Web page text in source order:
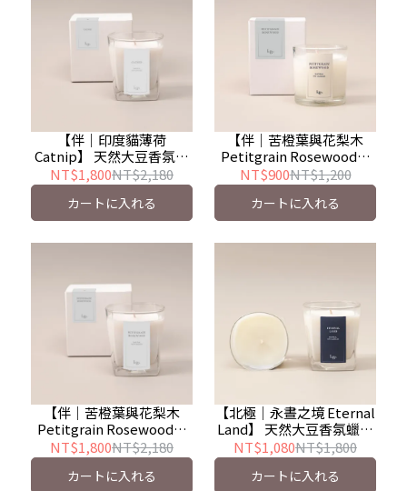
【伴｜印度貓薄荷
Catnip】 天然大豆香氛蠟
燭(豪華版) - 寵物友善
NT$1,800NT$2,180
カートに入れる
【伴｜苦橙葉與花梨木
Petitgrain Rosewood】
天然大豆香氛蠟燭(精巧版)
- 寵物友善
NT$900NT$1,200
カートに入れる
【伴｜苦橙葉與花梨木
Petitgrain Rosewood】
天然大豆香氛蠟燭(豪華版)
- 寵物友善
NT$1,800NT$2,180
カートに入れる
【北極｜永晝之境 Eternal
Land】 天然大豆香氛蠟燭
(豪華版)
NT$1,080NT$1,800
カートに入れる